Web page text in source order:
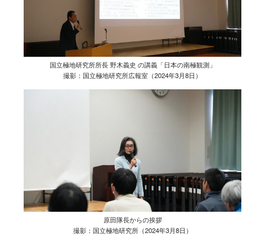
国立極地研究所所長 野木義史 の講義「日本の南極観測」
撮影：国立極地研究所広報室（2024年3月8日）
原田隊長からの挨拶
撮影：国立極地研究所（2024年3月8日）